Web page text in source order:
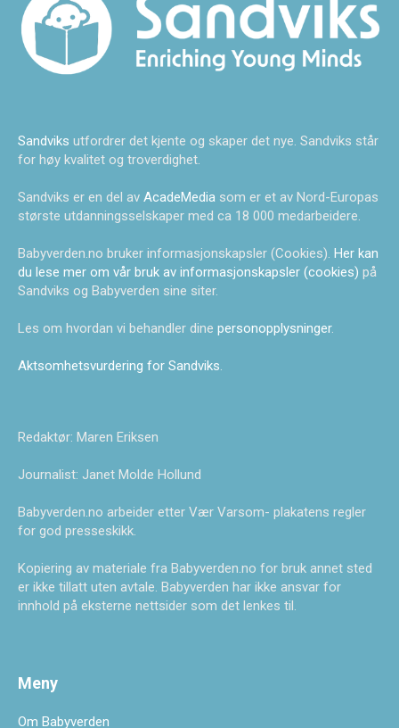
Sandviks utfordrer det kjente og skaper det nye. Sandviks står
for høy kvalitet og troverdighet.
Sandviks er en del av AcadeMedia som er et av Nord-Europas
største utdanningsselskaper med ca 18 000 medarbeidere.
Babyverden.no bruker informasjonskapsler (Cookies). Her kan
du lese mer om vår bruk av informasjonskapsler (cookies) på
Sandviks og Babyverden sine siter.
Les om hvordan vi behandler dine personopplysninger.
Aktsomhetsvurdering for Sandviks.
Redaktør: Maren Eriksen
Journalist: Janet Molde Hollund
Babyverden.no arbeider etter Vær Varsom- plakatens regler
for god presseskikk.
Kopiering av materiale fra Babyverden.no for bruk annet sted
er ikke tillatt uten avtale. Babyverden har ikke ansvar for
innhold på eksterne nettsider som det lenkes til.
Meny
Om Babyverden